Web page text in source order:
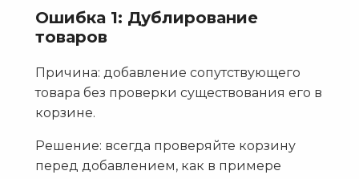
Ошибка 1: Дублирование
товаров
Причина: добавление сопутствующего
товара без проверки существования его в
корзине.
Решение: всегда проверяйте корзину
перед добавлением, как в примере